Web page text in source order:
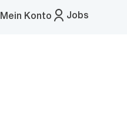
Jobs
Mein Konto
Menü